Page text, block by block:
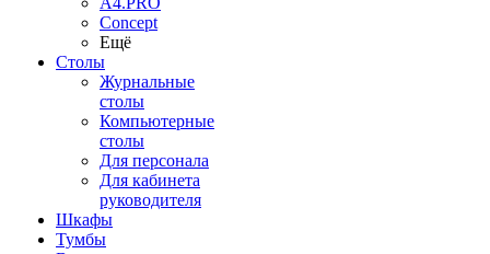
Concept
Ещё
Столы
Журнальные
столы
Компьютерные
столы
Для персонала
Для кабинета
руководителя
Шкафы
Тумбы